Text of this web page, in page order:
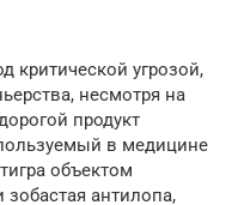
критической угрозой,
несмотря на
продукт
в медицине
объектом
антилопа,